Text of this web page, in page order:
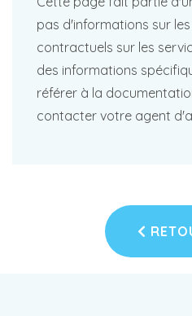
pas d'informations sur
contractuels sur les
des informations
référer à la
contacter votre agent